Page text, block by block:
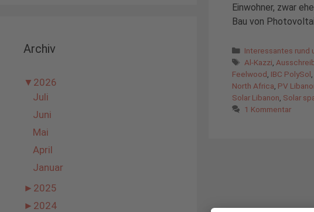
Einwohner, zwar
Bau von
Kategorien
Interessantes rund
Schlagwörter
Al-Kazzi
Feelwood IBC PolySol
North Africa PV
Solar Libanon Solar
1 Kommentar
Archiv
▼ 2026
Juli
Juni
Mai
April
Januar
► 2025
► 2024